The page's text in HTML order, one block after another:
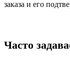
заказа и его
Часто